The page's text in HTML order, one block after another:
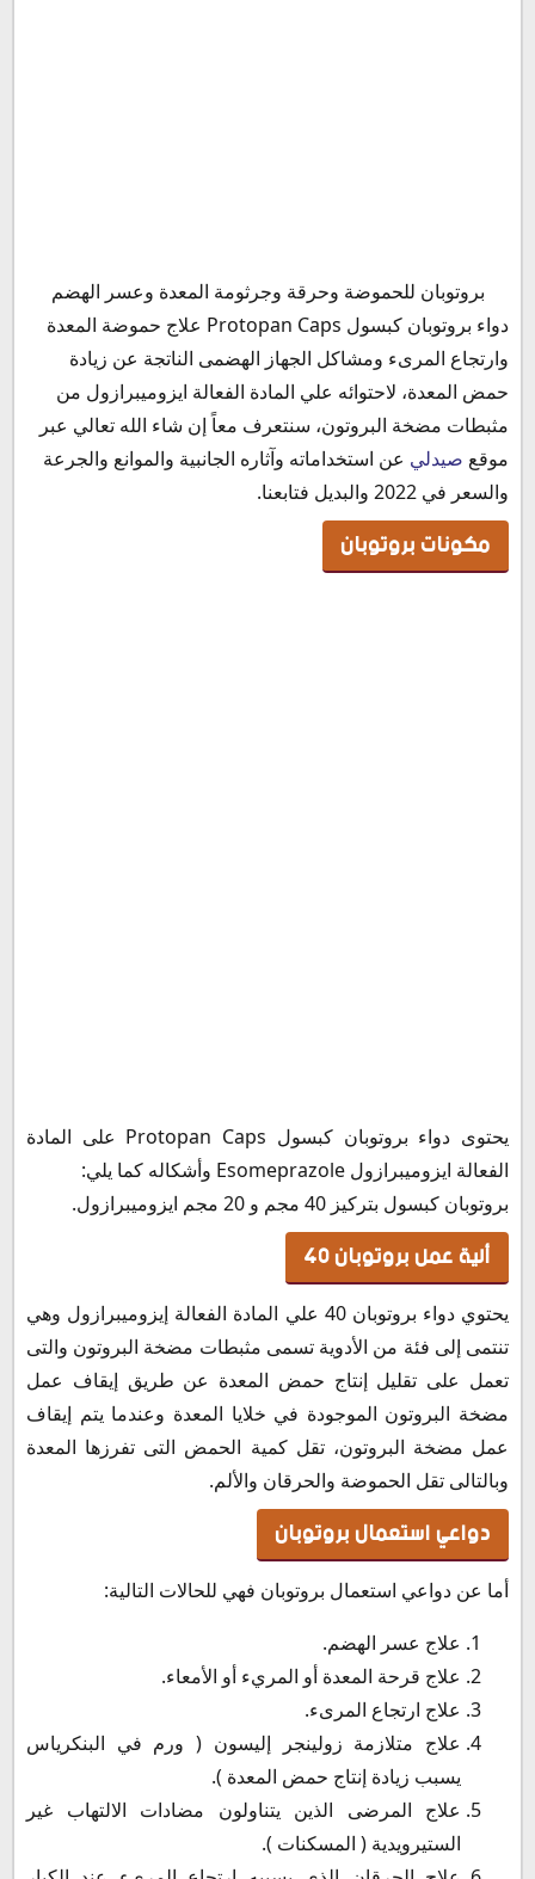
مكونات بروتوبان
ألية عمل بروتوبان 40
دواعي استعمال بروتوبان
بروتوبان لحرقة المعدة
بروتوبان لالتهاب المرئ
هل يعالج بروتوبان قرحة المعدة
بروتوبان للقولون
جرعة وطريقة استعمال بروتوبان
جرعة بروتوبان حقن
سعر دواء بروتوبان كبسول في مصر
سعر دواء بروتوبان في السعودية
سعر دواء بروتوبان في تركيا
سعر دواء بروتوبان في الأردن
سعر دواء بروتوبان في الكويت
بديل بروتوبان
كيفية حفظ و تخزين كبسولات بروتوبان Protopan Capsule
بروتوبان للحموضة وحرقة وجرثومة المعدة وعسر الهضم
دواء بروتوبان كبسول Protopan Caps علاج حموضة المعدة
وارتجاع المرىء ومشاكل الجهاز الهضمى الناتجة عن زيادة
حمض المعدة، لاحتوائه علي المادة الفعالة ايزوميبرازول من
مثبطات مضخة البروتون، سنتعرف معاً إن شاء الله تعالي عبر
موقع صيدلي عن استخداماته وآثاره الجانبية والموانع والجرعة
والسعر في 2022 والبديل فتابعنا.
مكونات بروتوبان
يحتوى دواء بروتوبان كبسول Protopan Caps على المادة
الفعالة ايزوميبرازول Esomeprazole وأشكاله كما يلي:
بروتوبان كبسول بتركيز 40 مجم و 20 مجم ايزوميبرازول.
ألية عمل بروتوبان 40
يحتوي دواء بروتوبان 40 علي المادة الفعالة إيزوميبرازول وهي
تنتمى إلى فئة من الأدوية تسمى مثبطات مضخة البروتون والتى
تعمل على تقليل إنتاج حمض المعدة عن طريق إيقاف عمل
مضخة البروتون الموجودة في خلايا المعدة وعندما يتم إيقاف
عمل مضخة البروتون، تقل كمية الحمض التى تفرزها المعدة
وبالتالى تقل الحموضة والحرقان والألم.
دواعي استعمال بروتوبان
أما عن دواعي استعمال بروتوبان فهي للحالات التالية:
علاج عسر الهضم.
علاج قرحة المعدة أو المريء أو الأمعاء.
علاج ارتجاع المرىء.
علاج متلازمة زولينجر إليسون ( ورم في البنكرياس
يسبب زيادة إنتاج حمض المعدة ).
علاج المرضى الذين يتناولون مضادات الالتهاب غير
الستيرويدية ( المسكنات ).